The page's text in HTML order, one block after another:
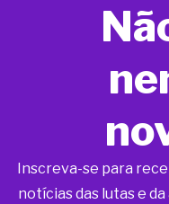
Inscreva-se para
notícias das lutas e